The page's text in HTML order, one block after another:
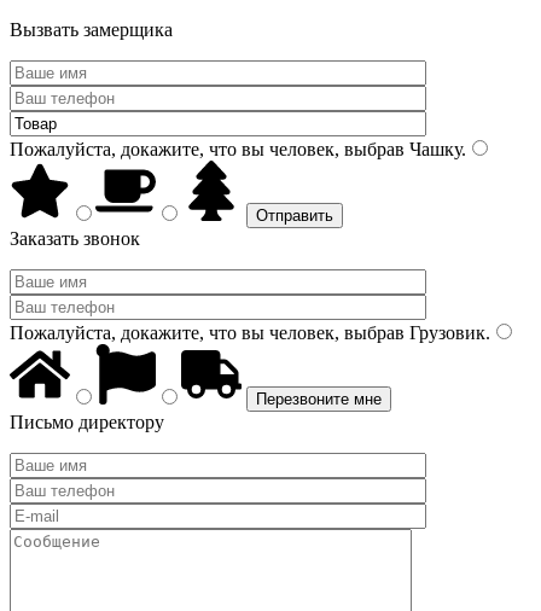
Вызвать замерщика
Пожалуйста, докажите, что вы человек, выбрав Чашку.
Заказать звонок
Пожалуйста, докажите, что вы человек, выбрав Грузовик.
Письмо директору